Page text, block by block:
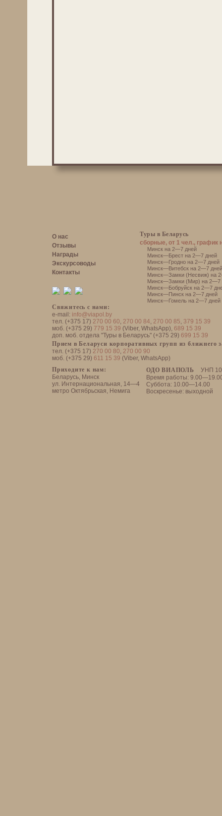
О нас
Отзывы
Награды
Экскурсоводы
Контакты
Свяжитесь с нами:
e-mail: info@viapol.by
тел. (+375 17) 270 00 60, 270 00 84, 270 00 85, 379 15 39
моб. (+375 29) 779 15 39 (Viber, WhatsApp), 689 15 39
доп. моб. отдела "Туры в Беларусь" (+375 29) 699 15 39
Прием в Беларуси корпоративных групп из ближнего
тел. (+375 17) 270 00 80, 270 00 90
моб. (+375 29) 611 15 39 (Viber, WhatsApp)
ОДО ВИАПОЛЬ
УНП
Время работы:
Суббота: 10.00—14.00
Воскресенье: выходной
Приходите к нам:
Беларусь, Минск
ул. Интернациональная, 14—4
метро Октябрьская, Немига
Туры в Беларусь
сборные, от 1 чел., график
Минск на 2—7 дней
Минск—Брест на 2—7 дней
Минск—Гродно на 2—7 дней
Минск—Витебск на 2—7 дней
Минск—Замки (Несвиж) на
Минск—Замки (Мир) на 2—7
Минск—Бобруйск на 2—7
Минск—Пинск на 2—7 дней
Минск—Гомель на 2—7 дней